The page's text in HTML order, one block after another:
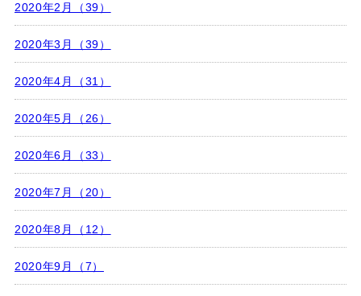
2020年2月（39）
2020年3月（39）
2020年4月（31）
2020年5月（26）
2020年6月（33）
2020年7月（20）
2020年8月（12）
2020年9月（7）